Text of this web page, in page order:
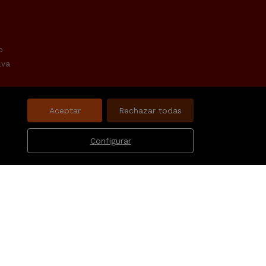
Aceptar Rechazar todas
Configurar